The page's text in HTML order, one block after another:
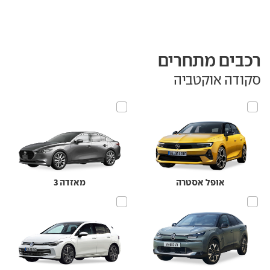
רכבים מתחרים
סקודה אוקטביה
אופל אסטרה מאזדה 3